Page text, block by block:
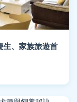
生、家族旅遊首